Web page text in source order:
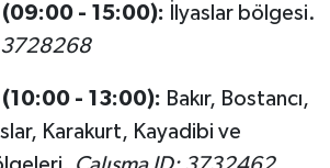
(09:00 - 15:00): İlyaslar bölgesi.
3728268
(10:00 - 13:00): Bakır, Bostancı,
Karakurt, Kayadibi ve